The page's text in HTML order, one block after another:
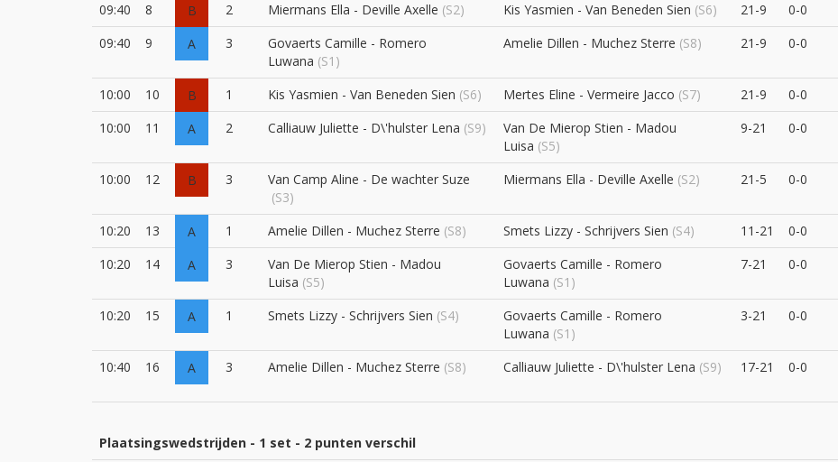
09:40
8 B 2 Miermans Ella - Deville Axelle (S2) Kis Yasmien - Van Beneden Sien (S6) 21-9 0-0
09:40
9 A 3
Govaerts Camille - Romero
Luwana (S1)
Amelie Dillen - Muchez Sterre (S8) 21-9 0-0
10:00
10 B 1 Kis Yasmien - Van Beneden Sien (S6) Mertes Eline - Vermeire Jacco (S7) 21-9 0-0
10:00
11 A 2 Calliauw Juliette - D\'hulster Lena (S9)
Van De Mierop Stien - Madou
Luisa (S5)
9-21 0-0
10:00
12 B 3
Van Camp Aline - De wachter Suze
(S3)
Miermans Ella - Deville Axelle (S2) 21-5 0-0
10:20 13 A 1 Amelie Dillen - Muchez Sterre (S8) Smets Lizzy - Schrijvers Sien (S4) 11-21 0-0
10:20
14 A 3
Van De Mierop Stien - Madou
Luisa (S5)
Govaerts Camille - Romero
Luwana (S1)
7-21 0-0
10:20
15 A 1 Smets Lizzy - Schrijvers Sien (S4)
Govaerts Camille - Romero
Luwana (S1)
3-21 0-0
10:40 16 A 3 Amelie Dillen - Muchez Sterre (S8) Calliauw Juliette - D\'hulster Lena (S9) 17-21 0-0
Plaatsingswedstrijden - 1 set - 2 punten verschil